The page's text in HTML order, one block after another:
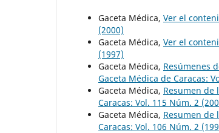
Gaceta Médica, Ver el
(2000)
Gaceta Médica, Ver el
(1997)
Gaceta Médica, Resúmenes
Gaceta Médica de Caracas:
Gaceta Médica, Resumen de
Caracas: Vol. 115 Núm. 2
Gaceta Médica, Resumen de
Caracas: Vol. 106 Núm. 2